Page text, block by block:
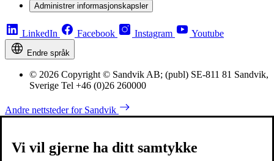
Administrer informasjonskapsler
LinkedIn Facebook Instagram Youtube
Endre språk
© 2026 Copyright © Sandvik AB; (publ) SE-811 81 Sandvik,
Sverige Tel +46 (0)26 260000
Andre nettsteder for Sandvik
Vi vil gjerne ha ditt samtykke